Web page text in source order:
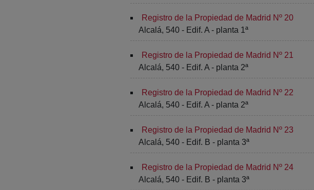
Registro de la Propiedad de Madrid Nº 20
Alcalá, 540 - Edif. A - planta 1ª
Registro de la Propiedad de Madrid Nº 21
Alcalá, 540 - Edif. A - planta 2ª
Registro de la Propiedad de Madrid Nº 22
Alcalá, 540 - Edif. A - planta 2ª
Registro de la Propiedad de Madrid Nº 23
Alcalá, 540 - Edif. B - planta 3ª
Registro de la Propiedad de Madrid Nº 24
Alcalá, 540 - Edif. B - planta 3ª